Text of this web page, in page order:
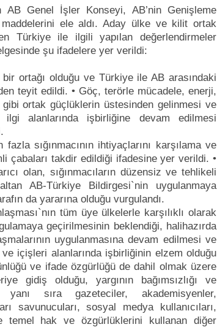
AB Genel İşler Konseyi, AB’nin Genişleme
ele aldı. Aday ülke ve kilit ortak
Türkiye ile ilgili yapılan değerlendirmeler
şu ifadelere yer verildi:
bir ortağı olduğu ve Türkiye ile AB arasındaki
teyit edildi. • Göç, terörle mücadele, enerji,
ortak güçlüklerin üstesinden gelinmesi ve
alanlarında işbirliğine devam edilmesi
sığınmacının ihtiyaçlarını karşılama ve
çabaları takdir edildiği ifadesine yer verildi. •
olan, sığınmacıların düzensiz ve tehlikeli
AB-Türkiye Bildirgesi`nin uygulanmaya
da yararına olduğu vurgulandı.
tüm üye ülkelerle karşılıklı olarak
geçirilmesinin beklendiği, halihazırda
uygulanmasına devam edilmesi ve
içişleri alanlarında işbirliğinin elzem olduğu
ve ifade özgürlüğü de dahil olmak üzere
gidiş olduğu, yargının bağımsızlığı ve
yanı sıra gazeteciler, akademisyenler,
savunucuları, sosyal medya kullanıcıları,
temel hak ve özgürlüklerini kullanan diğer